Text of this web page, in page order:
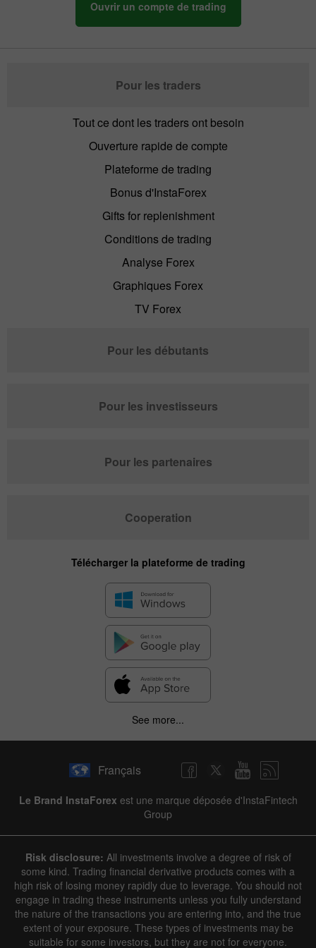
Ouvrir un compte de trading
Pour les traders
Tout ce dont les traders ont besoin
Ouverture rapide de compte
Plateforme de trading
Bonus d'InstaForex
Gifts for replenishment
Conditions de trading
Analyse Forex
Graphiques Forex
TV Forex
Pour les débutants
Pour les investisseurs
Pour les partenaires
Cooperation
Télécharger la plateforme de trading
See more...
Français
Le Brand InstaForex est une marque déposée d'InstaFintech
Group
Risk disclosure: All investments involve a degree of risk of
some kind. Trading financial derivative products comes with a
high risk of losing money rapidly due to leverage. You should not
engage in trading these instruments unless you fully understand
the nature of the transactions you are entering into, and the true
extent of your exposure. These types of investments may be
suitable for some investors, but they are not for everyone.